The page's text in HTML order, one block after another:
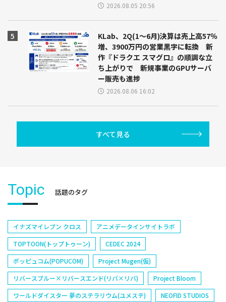
2026.08.05 20:56
KLab、2Q(1～6月)決算は売上高57％
増、3900万円の営業黒字に転換 新
作『ドラクエ スマグロ』の順調な立
ち上がりで 新規事業のGPUサーバ
ー販売も進捗
2026.08.06 16:02
すべて見る
Topic 話題のタグ
イナズマイレブン クロス
アニメデータインサイトラボ
TOPTOON(トップトゥーン)
CEDEC 2024
ポッピュコム(POPUCOM)
Project Mugen(仮)
リバースブルー×リバースエンド(リバ×リバ)
Project Bloom
ワールドダイスター 夢のステラリウム(ユメステ)
NEOFID STUDIOS